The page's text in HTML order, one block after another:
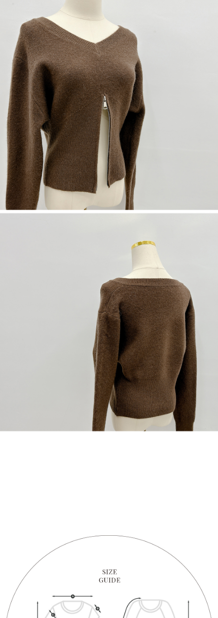
2. Pilihan kaedah pembayaran "Pembayaran Ansuran Gogo", selepas
pesanan ditubuhkan, akan secara automatik dialihkan ke proses
transaksi Gogo, selepas pengesahan nombor telefon, pilih bilangan
ansuran yang diingini, tarikh akhir pembayaran, dan setelah
mengesahkan pembayaran, transaksi akan selesai.
3. Jumlah kelulusan sebenar, bilangan ansuran dan jumlah bayaran
adalah berdasarkan halaman pengesahan transaksi seterusnya.
4. Dalam masa 30 minit selepas pesanan ditubuhkan, jika tidak pergi
untuk mengesahkan transaksi atau jika tidak lulus semakan, pesanan
akan dibatalkan secara automatik. Jika terdapat situasi "pindah untuk
semakan khusus" yang tidak lulus, ini menunjukkan bahawa sistem
penilaian tidak mencukupi, tiada penjelasan mengenai kandungan
penilaian boleh diberikan.
【Penerangan Kaedah Pembayaran】
1. Pembayaran ansuran tidak digabungkan dalam bil telekomunikasi,
"Pembayaran Ansuran Gogo" akan menghantar SMS peringatan
pembayaran selepas tarikh penyelesaian bulanan.
2. Melalui pautan SMS untuk membuka bil, anda boleh memilih untuk
membayar melalui "Kod bar kedai serbaneka / Kedai rasmi Taiwan
Mobile / Pemindahan bank / Pembayaran J街口 / iPASS MONEY" dan
saluran lain.
【Nota Penting】
tuntutan harga jual/beli ansuran kepada syarikat ini untuk membayar bil
2. Berdasarkan tujuan kontrak persetujuan pembayaran menggunakan
"Pembayaran Ansuran Gogo", kedai akan memberikan maklumat peribadi
anda (termasuk nama, telefon atau alamat) kepada Taiwan Mobile untuk
pengumpulan, pemprosesan dan penggunaan, untuk pengesahan,
semakan dan pembetulan data yang diperlukan untuk bil ansuran oleh
3. Sila baca syarat perkhidmatan pengguna secara lengkap melalui
pautan berikut: https://oppay.tw/userRule
oleh AFTEE, sila jangan gunakan perkhidmatan ini.